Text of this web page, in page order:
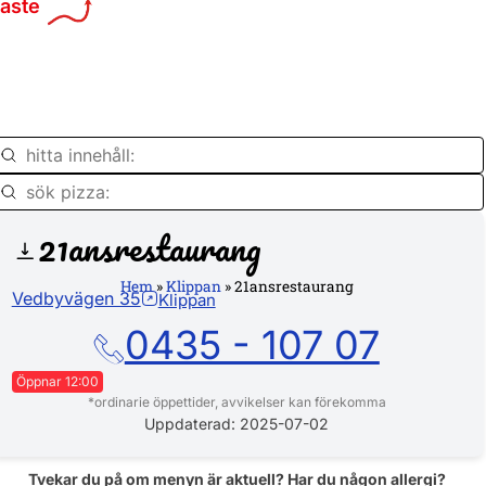
21ansrestaurang
Hem»Klippan»21ansrestaurang
Vedbyvägen 35 Klippan
0435 - 107 07
Öppnar 12:00
Måndag
11:00 - 21:00
Onsdag
11:00 - 21:00
*ordinarie öppettider, avvikelser kan förekomma
Uppdaterad: 2025-07-02
Tvekar du på om menyn är aktuell? Har du någon allergi?